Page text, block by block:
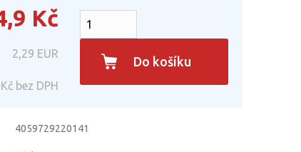
Kč
2,29 EUR
Kč bez DPH
Do košíku
4059729220141